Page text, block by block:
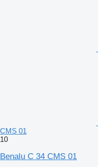
CMS 01
10
Benalu C 34 CMS 01